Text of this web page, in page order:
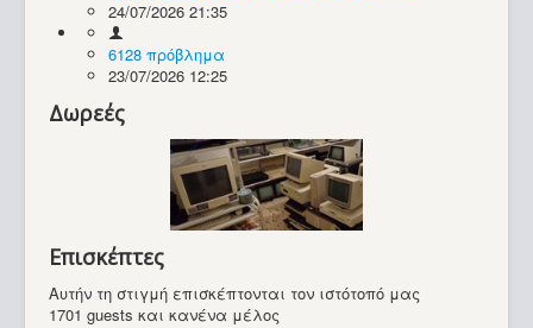
Υπολογιστές
24/07/2026 21:35
6128 πρόβλημα
23/07/2026 12:25
Δωρεές
Επισκέπτες
Αυτήν τη στιγμή επισκέπτονται τον ιστότοπό μας
1701 guests και κανένα μέλος